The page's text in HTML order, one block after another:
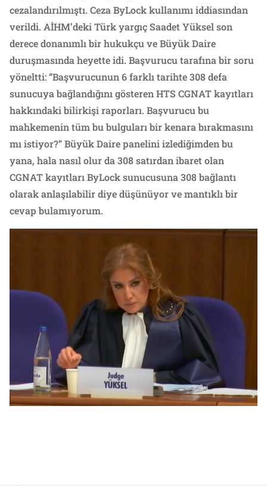
cezalandırılmıştı. Ceza ByLock kullanımı iddiasından
verildi. AİHM’deki Türk yargıç Saadet Yüksel son
derece donanımlı bir hukukçu ve Büyük Daire
duruşmasında heyette idi. Başvurucu tarafına bir soru
yöneltti: “Başvurucunun 6 farklı tarihte 308 defa
sunucuya bağlandığını gösteren HTS CGNAT kayıtları
hakkındaki bilirkişi raporları. Başvurucu bu
mahkemenin tüm bu bulguları bir kenara bırakmasını
mı istiyor?” Büyük Daire panelini izlediğimden bu
yana, hala nasıl olur da 308 satırdan ibaret olan
CGNAT kayıtları ByLock sunucusuna 308 bağlantı
olarak anlaşılabilir diye düşünüyor ve mantıklı bir
cevap bulamıyorum.